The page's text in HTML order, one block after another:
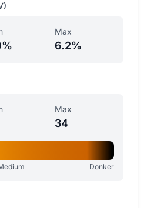
Max
6.2%
Max
34
Donker